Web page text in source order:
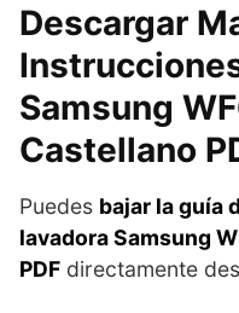
Descargar
Samsung
Castellano
Puedes bajar la guía
lavadora Samsung
PDF directamente